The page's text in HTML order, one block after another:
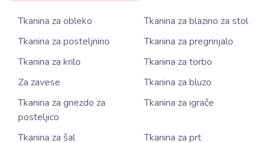
Tkanina za obleko
Tkanina za blazino za stol
Tkanina za posteljnino
Tkanina za pregrinjalo
Tkanina za krilo
Tkanina za torbo
Za zavese
Tkanina za bluzo
Tkanina za gnezdo za
posteljico
Tkanina za igrače
Tkanina za šal Tkanina za prt